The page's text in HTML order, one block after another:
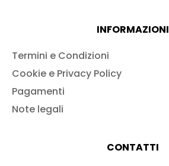
INFORMAZIONI
Termini e Condizioni
Cookie e Privacy Policy
Pagamenti
Note legali
CONTATTI